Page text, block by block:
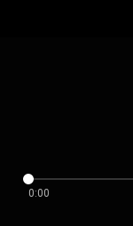
0:00